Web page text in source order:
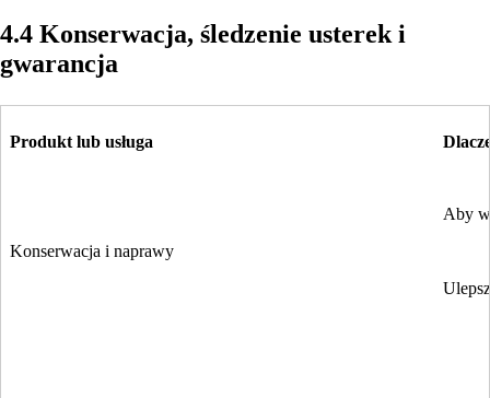
4.4 Konserwacja, śledzenie usterek i
gwarancja
Produkt lub usługa
Konserwacja i naprawy
Aby